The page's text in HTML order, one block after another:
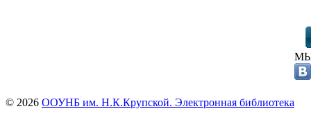
© 2026 ООУНБ им. Н.К.Крупской. Электронная библиотека